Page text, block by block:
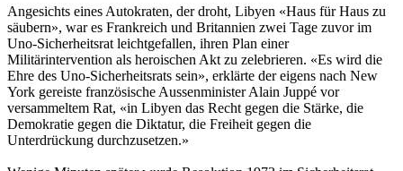
Angesichts eines Autokraten, der droht, Libyen «Haus für Haus zu
säubern», war es Frankreich und Britannien zwei Tage zuvor im
Uno-Sicherheitsrat leichtgefallen, ihren Plan einer
Militärintervention als heroischen Akt zu zelebrieren. «Es wird die
Ehre des Uno-Sicherheitsrats sein», erklärte der eigens nach New
York gereiste französische Aussenminister Alain Juppé vor
versammeltem Rat, «in Libyen das Recht gegen die Stärke, die
Demokratie gegen die Diktatur, die Freiheit gegen die
Unterdrückung durchzusetzen.»